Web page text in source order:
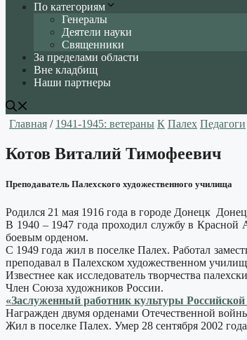
По категориям
Генералы
Деятели науки
Священники
За пределами области
Вне кладбищ
Наши партнеры
Главная / 1941-1945: ветераны К Палех Педагоги
Котов Виталий Тимофеевич
Преподаватель Палехского художественного училища
Родился 21 мая 1916 года в городе Донецк
В 1940 – 1947 года проходил службу в
боевым орденом.
С 1949 года жил в поселке Палех. Работал
преподавал в Палехском художественном
Известнее как исследователь творчества
Член Союза художников России.
«Заслуженный работник культуры
Награжден двумя орденами Отечественной
Жил в поселке Палех. Умер 28 сентября 2002